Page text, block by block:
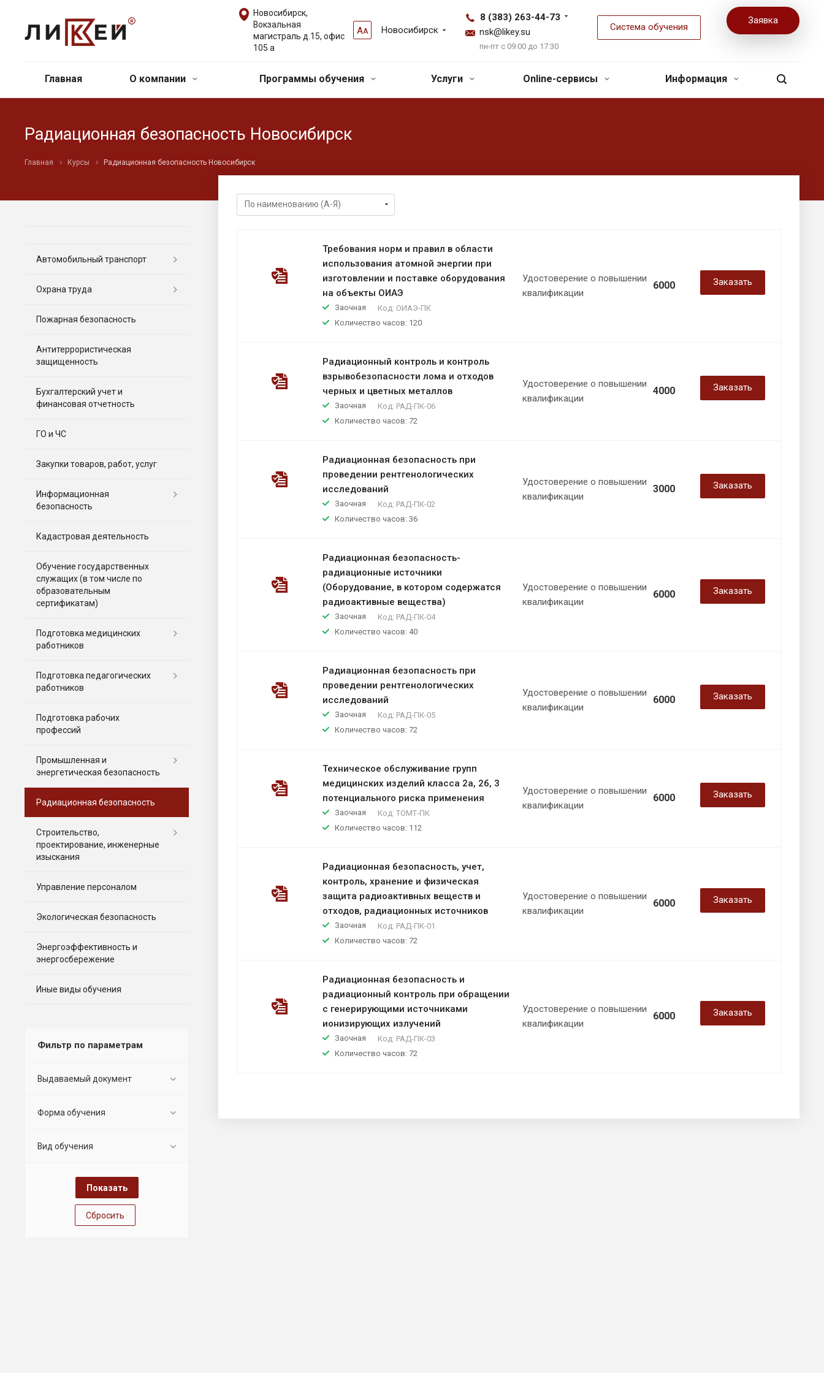
АА Новосибирск
8 (383) 263-44-73
nsk@likey.su
пн-пт с 09:00 до 17:30
Система обучения
Заявка
Новосибирск,
Вокзальная
магистраль д.15, офис
105 а
Главная О компании Программы обучения Услуги Online-сервисы Информация
Радиационная безопасность Новосибирск
Главная Курсы Радиационная безопасность Новосибирск
Требования норм и правил в области
использования атомной энергии при
изготовлении и поставке оборудования
на объекты ОИАЭ
Заочная Код: ОИАЭ-ПК
Количество часов: 120
Удостоверение о повышении
квалификации
6000 Заказать
Радиационный контроль и контроль
взрывобезопасности лома и отходов
черных и цветных металлов
Заочная Код: РАД-ПК-06
Количество часов: 72
Удостоверение о повышении
квалификации
4000 Заказать
Радиационная безопасность при
проведении рентгенологических
исследований
Заочная Код: РАД-ПК-02
Количество часов: 36
Удостоверение о повышении
квалификации
3000 Заказать
Радиационная безопасность-
радиационные источники
(Оборудование, в котором содержатся
радиоактивные вещества)
Заочная Код: РАД-ПК-04
Количество часов: 40
Удостоверение о повышении
квалификации
6000 Заказать
Радиационная безопасность при
проведении рентгенологических
исследований
Заочная Код: РАД-ПК-05
Количество часов: 72
Удостоверение о повышении
квалификации
6000 Заказать
Техническое обслуживание групп
медицинских изделий класса 2а, 2б, 3
потенциального риска применения
Заочная Код: ТОМТ-ПК
Количество часов: 112
Удостоверение о повышении
квалификации
6000 Заказать
Радиационная безопасность, учет,
контроль, хранение и физическая
защита радиоактивных веществ и
отходов, радиационных источников
Заочная Код: РАД-ПК-01
Количество часов: 72
Удостоверение о повышении
квалификации
6000 Заказать
Радиационная безопасность и
радиационный контроль при обращении
с генерирующими источниками
ионизирующих излучений
Заочная Код: РАД-ПК-03
Количество часов: 72
Удостоверение о повышении
квалификации
6000 Заказать
Автомобильный транспорт
Охрана труда
Пожарная безопасность
Антитеррористическая
защищенность
Бухгалтерский учет и
финансовая отчетность
ГО и ЧС
Закупки товаров, работ, услуг
Информационная
безопасность
Кадастровая деятельность
Обучение государственных
служащих (в том числе по
образовательным
сертификатам)
Подготовка медицинских
работников
Подготовка педагогических
работников
Подготовка рабочих
профессий
Промышленная и
энергетическая безопасность
Радиационная безопасность
Строительство,
проектирование, инженерные
изыскания
Управление персоналом
Экологическая безопасность
Энергоэффективность и
энергосбережение
Иные виды обучения
Фильтр по параметрам
Выдаваемый документ
Форма обучения
Вид обучения
Сбросить